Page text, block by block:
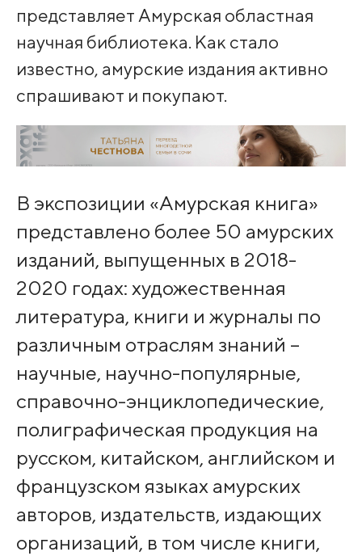
представляет Амурская областная
научная библиотека. Как стало
известно, амурские издания активно
спрашивают и покупают.
В экспозиции «Амурская книга»
представлено более 50 амурских
изданий, выпущенных в 2018-
2020 годах: художественная
литература, книги и журналы по
различным отраслям знаний –
научные, научно-популярные,
справочно-энциклопедические,
полиграфическая продукция на
русском, китайском, английском и
французском языках амурских
авторов, издательств, издающих
организаций, в том числе книги,